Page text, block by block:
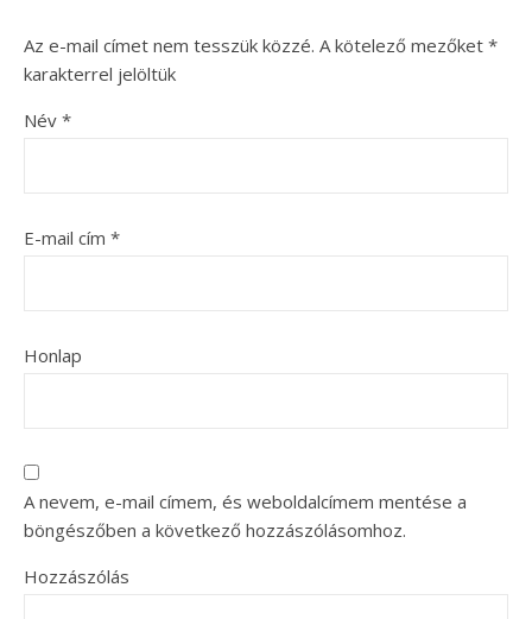
Az e-mail címet nem tesszük közzé. A kötelező mezőket *
karakterrel jelöltük
Név *
E-mail cím *
Honlap
A nevem, e-mail címem, és weboldalcímem mentése a
böngészőben a következő hozzászólásomhoz.
Hozzászólás